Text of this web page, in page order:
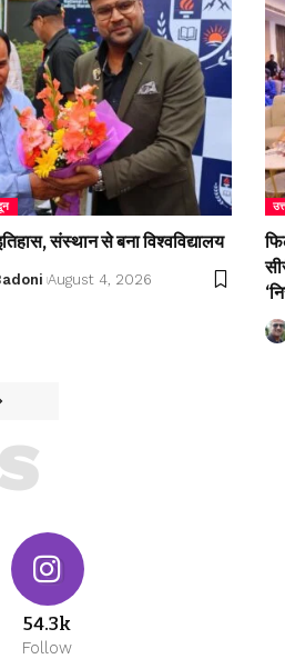
संस्थान से बना विश्वविद्यालय
August 4, 2026
54.3k
Follow